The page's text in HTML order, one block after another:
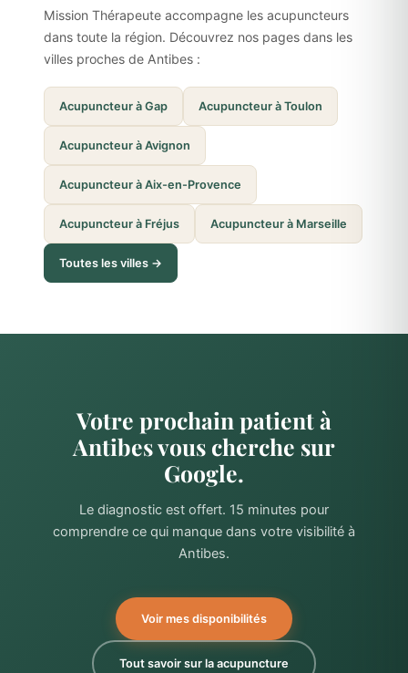
Mission Thérapeute accompagne les acupuncteurs
dans toute la région. Découvrez nos pages dans les
villes proches de Antibes :
Acupuncteur à Gap Acupuncteur à Toulon
Acupuncteur à Avignon
Acupuncteur à Aix-en-Provence
Acupuncteur à Fréjus Acupuncteur à Marseille
Toutes les villes →
Votre prochain patient à
Antibes vous cherche sur
Google.
Le diagnostic est offert. 15 minutes pour
comprendre ce qui manque dans votre visibilité à
Antibes.
Voir mes disponibilités
Tout savoir sur la acupuncture